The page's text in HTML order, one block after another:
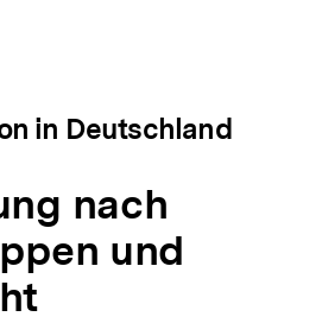
in Deutschland
nach
und